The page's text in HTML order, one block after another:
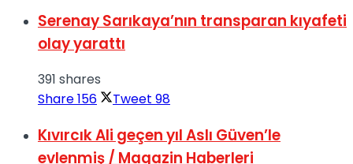
Serenay Sarıkaya’nın transparan kıyafeti
olay yarattı
391 shares
Share156 Tweet 98
Kıvırcık Ali geçen yıl Aslı Güven’le
evlenmiş / Magazin Haberleri